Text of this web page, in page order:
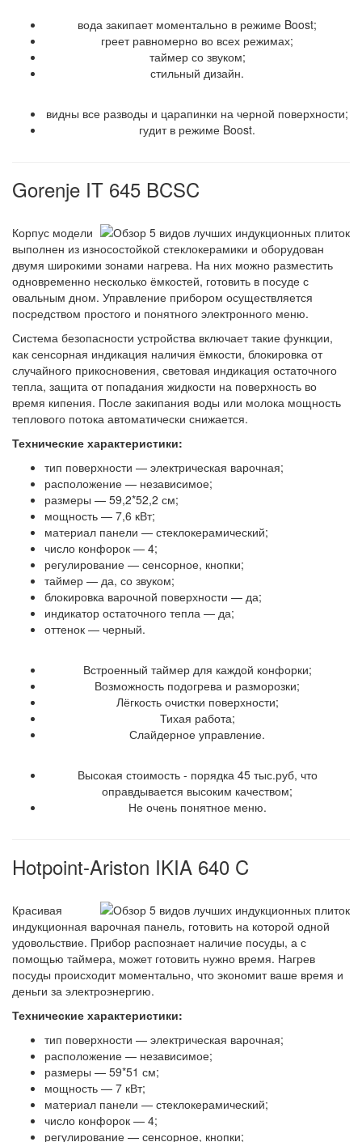
вода закипает моментально в режиме Boost;
греет равномерно во всех режимах;
таймер со звуком;
стильный дизайн.
видны все разводы и царапинки на черной поверхности;
гудит в режиме Boost.
Gorenje IT 645 BCSC
Корпус модели
выполнен из износостойкой стеклокерамики и оборудован
двумя широкими зонами нагрева. На них можно разместить
одновременно несколько ёмкостей, готовить в посуде с
овальным дном. Управление прибором осуществляется
посредством простого и понятного электронного меню.
Система безопасности устройства включает такие функции,
как сенсорная индикация наличия ёмкости, блокировка от
случайного прикосновения, световая индикация остаточного
тепла, защита от попадания жидкости на поверхность во
время кипения. После закипания воды или молока мощность
теплового потока автоматически снижается.
Технические характеристики:
тип поверхности — электрическая варочная;
расположение — независимое;
размеры — 59,2*52,2 см;
мощность — 7,6 кВт;
материал панели — стеклокерамический;
число конфорок — 4;
регулирование — сенсорное, кнопки;
таймер — да, со звуком;
блокировка варочной поверхности — да;
индикатор остаточного тепла — да;
оттенок — черный.
Встроенный таймер для каждой конфорки;
Возможность подогрева и разморозки;
Лёгкость очистки поверхности;
Тихая работа;
Слайдерное управление.
Высокая стоимость - порядка 45 тыс.руб, что
оправдывается высоким качеством;
Не очень понятное меню.
Hotpoint-Ariston IKIA 640 C
Красивая
индукционная варочная панель, готовить на которой одной
удовольствие. Прибор распознает наличие посуды, а с
помощью таймера, может готовить нужно время. Нагрев
посуды происходит моментально, что экономит ваше время и
деньги за электроэнергию.
Технические характеристики:
тип поверхности — электрическая варочная;
расположение — независимое;
размеры — 59*51 см;
мощность — 7 кВт;
материал панели — стеклокерамический;
число конфорок — 4;
регулирование — сенсорное, кнопки;